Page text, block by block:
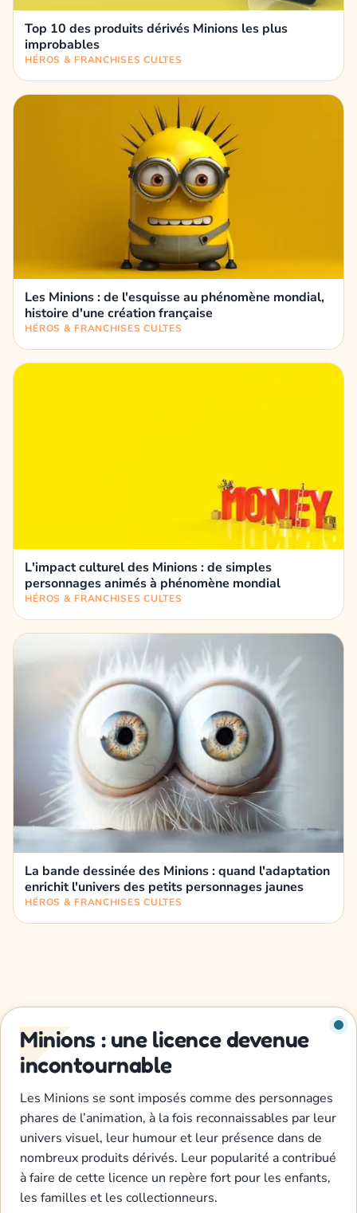
Top 10 des produits dérivés Minions les plus
improbables
HÉROS & FRANCHISES CULTES
Les Minions : de l'esquisse au phénomène mondial,
histoire d'une création française
HÉROS & FRANCHISES CULTES
L'impact culturel des Minions : de simples
personnages animés à phénomène mondial
HÉROS & FRANCHISES CULTES
La bande dessinée des Minions : quand l'adaptation
enrichit l'univers des petits personnages jaunes
HÉROS & FRANCHISES CULTES
Minions : une licence devenue
incontournable
Les Minions se sont imposés comme des personnages
phares de l’animation, à la fois reconnaissables par leur
univers visuel, leur humour et leur présence dans de
nombreux produits dérivés. Leur popularité a contribué
à faire de cette licence un repère fort pour les enfants,
les familles et les collectionneurs.